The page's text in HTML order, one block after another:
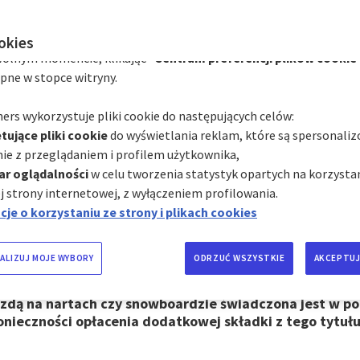
na narty -
co obejmuje?
na narty to ubezpieczenie podróżne
zimowych. Obejmuje kompleksową ochronę
uwzględniając związane z nimi ryzyka.
przed podróżą to zapewnienie sobie
podczas urlopu, również w związku z wypadkami
turystycznego AXA ochrona na wypadek
na nartach czy snowboardzie świadczona jest w
opłacenia dodatkowej składki z tego
klikając "
momencie, klikając " Centrum preferencji plików cookie
w stopce witryny.
wykorzystuje pliki cookie do następujących celów:
pliki cookiedo wyświetlania reklam, które są
z przeglądaniem i profilem użytkownika,
oglądalnościw celu tworzenia statystyk opartych na
strony internetowej, z wyłączeniem profilowania.
o korzystaniu ze strony i plikach cookies
MOJE WYBORY ODRZUĆ WSZYSTKIE